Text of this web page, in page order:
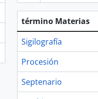
término Materias
Sigilografía
Procesión
Septenario